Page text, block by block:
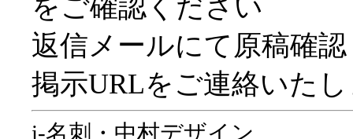
をご確認ください
返信メールにて原稿確
掲示URLをご連絡いた
i-名刺・中村デザイン